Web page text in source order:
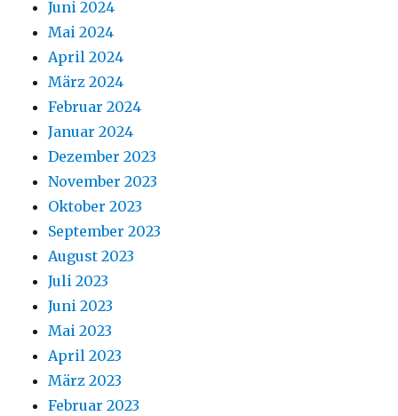
Juni 2024
Mai 2024
April 2024
März 2024
Februar 2024
Januar 2024
Dezember 2023
November 2023
Oktober 2023
September 2023
August 2023
Juli 2023
Juni 2023
Mai 2023
April 2023
März 2023
Februar 2023